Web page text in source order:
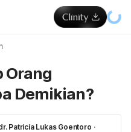
Orang
Demikian?
Patricia Lukas Goentoro ·